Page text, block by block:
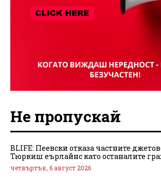
Не пропускай
BLIFE: Пеевски отказа частните
Тюркиш еърлайнс като останалите
четвъртък, 6 август 2026